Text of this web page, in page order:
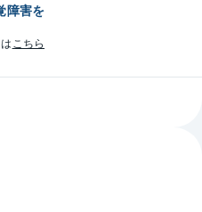
障害を
こちら